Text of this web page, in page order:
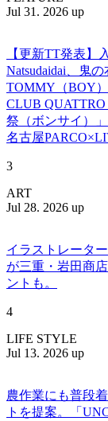
Jul 31. 2026 up
【更新TT発表】
Natsudaidai、鬼
TOMMY（BOY
CLUB
祭（ボンサイ）」
名古屋
3
ART
Jul 28. 2026 up
イラストレータ
が三重・岩田商
ントも。
4
LIFE STYLE
Jul 13. 2026 up
農作業にも普段
トを提案。「